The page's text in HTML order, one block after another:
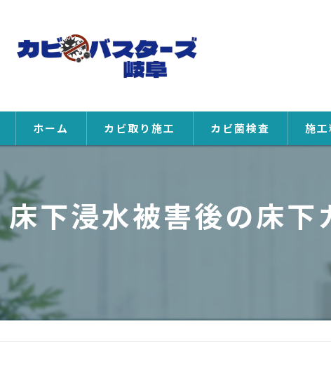
ホーム カビ取り施工 カビ菌検査 施工
床下浸水被害後の床